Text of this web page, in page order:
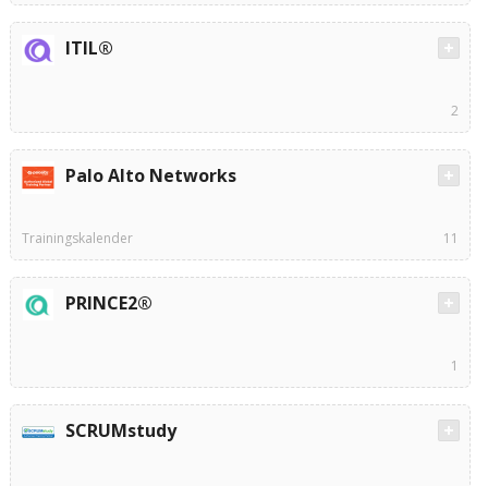
ITIL®
2
Palo Alto Networks
Trainingskalender 11
PRINCE2®
1
SCRUMstudy